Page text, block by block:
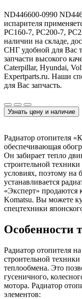
ND446600-0990
испарителя
PC160-7, PC200-7,
наличии на складе,
СНГ удобной для Вас
запчасти высокого
Caterpillar, Hyundai,
Expertparts.ru. Наши
для Вас запчасть.
Узнать цену и наличие
Радиатор отопителя
обеспечивающая
Он забирает тепло
строительной
условиях, поэтому на
устанавливается
«Эксперт» продаются
Komatsu. Вы можете
спецтехники
Особенности
Радиатор отопителя
строительной
теплообмена. Это
гусеничного,
мотора. Радиатор
элементов: